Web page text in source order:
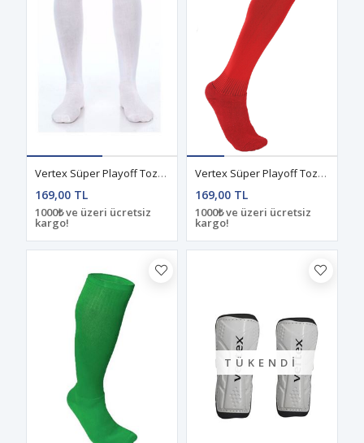
Vertex Süper Playoff Tozluk B.Boy Beyaz
169,00 TL
1000₺ ve üzeri ücretsiz
kargo!
Vertex Süper Playoff Tozluk B.Boy Kırmızı
169,00 TL
1000₺ ve üzeri ücretsiz
kargo!
TÜKENDI